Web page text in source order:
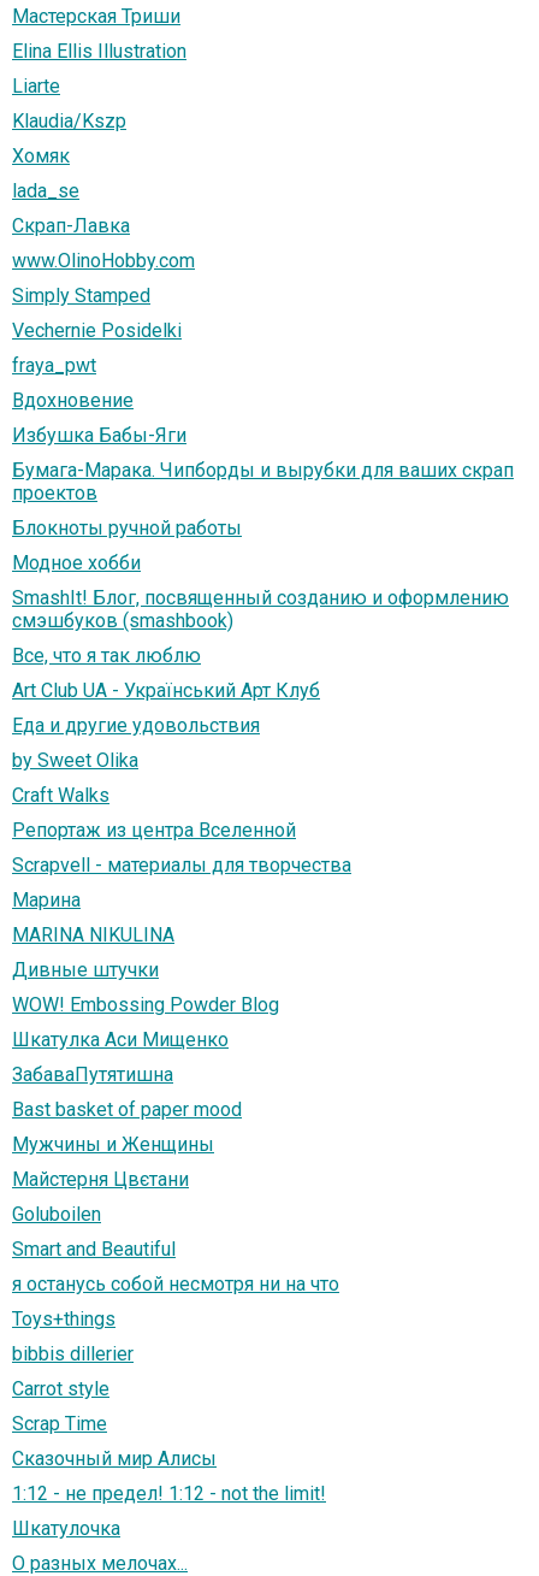
Мастерская Триши
Elina Ellis Illustration
Liarte
Klaudia/Kszp
Хомяк
lada_se
Скрап-Лавка
www.OlinoHobby.com
Simply Stamped
Vechernie Posidelki
fraya_pwt
Вдохновение
Избушка Бабы-Яги
Бумага-Марака. Чипборды и вырубки для ваших скрап
проектов
Блокноты ручной работы
Модное хобби
SmashIt! Блог, посвященный созданию и оформлению
смэшбуков (smashbook)
Все, что я так люблю
Art Club UA - Український Арт Клуб
Еда и другие удовольствия
by Sweet Olika
Craft Walks
Репортаж из центра Вселенной
Scrapvell - материалы для творчества
Марина
MARINA NIKULINA
Дивные штучки
WOW! Embossing Powder Blog
Шкатулка Аси Мищенко
ЗабаваПутятишна
Bast basket of paper mood
Мужчины и Женщины
Майстерня Цвєтани
Goluboilen
Smart and Beautiful
я останусь собой несмотря ни на что
Toys+things
bibbis dillerier
Carrot style
Scrap Тime
Сказочный мир Алисы
1:12 - не предел! 1:12 - not the limit!
Шкатулочка
О разных мелочах...